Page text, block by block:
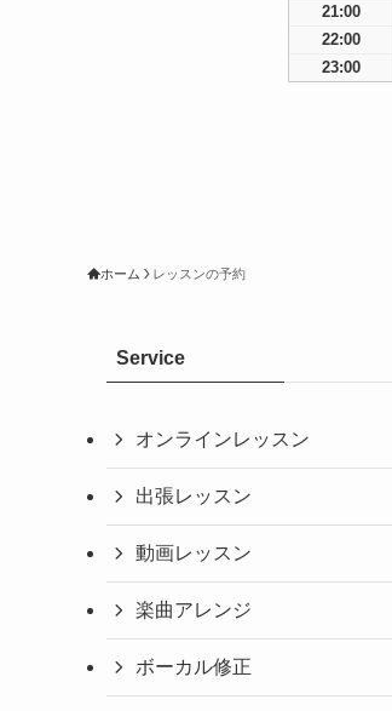
21:00
22:00
23:00
ホーム レッスンの予約
Service
オンラインレッスン
出張レッスン
動画レッスン
楽曲アレンジ
ボーカル修正